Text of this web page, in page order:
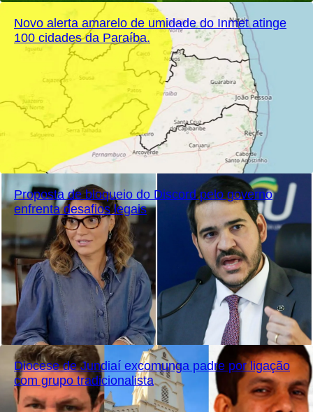
Novo alerta amarelo de umidade do Inmet atinge
100 cidades da Paraíba.
Proposta de bloqueio do Discord pelo governo
enfrenta desafios legais
Diocese de Jundiaí excomunga padre por ligação
com grupo tradicionalista